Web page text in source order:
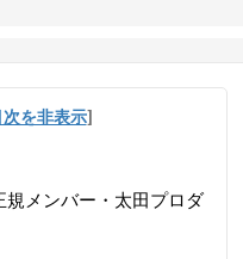
を非表示]
メンバー・太田プロダ